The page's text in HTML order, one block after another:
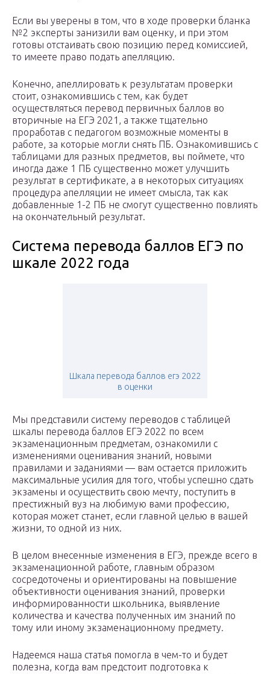
Если вы уверены в том, что в ходе проверки бланка
№2 эксперты занизили вам оценку, и при этом
готовы отстаивать свою позицию перед комиссией,
то имеете право подать апелляцию.
Конечно, апеллировать к результатам проверки
стоит, ознакомившись с тем, как будет
осуществляться перевод первичных баллов во
вторичные на ЕГЭ 2021, а также тщательно
проработав с педагогом возможные моменты в
работе, за которые могли снять ПБ. Ознакомившись с
таблицами для разных предметов, вы поймете, что
иногда даже 1 ПБ существенно может улучшить
результат в сертификате, а в некоторых ситуациях
процедура апелляции не имеет смысла, так как
добавленные 1-2 ПБ не смогут существенно повлиять
на окончательный результат.
Система перевода баллов ЕГЭ по
шкале 2022 года
Шкала перевода баллов егэ 2022
в оценки
Мы представили систему переводов с таблицей
шкалы перевода баллов ЕГЭ 2022 по всем
экзаменационным предметам, ознакомили с
изменениями оценивания знаний, новыми
правилами и заданиями — вам остается приложить
максимальные усилия для того, чтобы успешно сдать
экзамены и осуществить свою мечту, поступить в
престижный вуз на любимую вами профессию,
которая может станет, если главной целью в вашей
жизни, то одной из них.
В целом внесенные изменения в ЕГЭ, прежде всего в
экзаменационной работе, главным образом
сосредоточены и ориентированы на повышение
объективности оценивания знаний, проверки
информированности школьника, выявление
количества и качества полученных им знаний по
тому или иному экзаменационному предмету.
Надеемся наша статья помогла в чем-то и будет
полезна, когда вам предстоит подготовка к